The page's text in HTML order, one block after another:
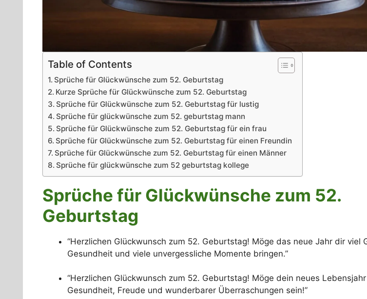
Table of Contents
Sprüche für Glückwünsche zum 52. Geburtstag
Kurze Sprüche für Glückwünsche zum 52. Geburtstag
Sprüche für Glückwünsche zum 52. Geburtstag für lustig
Sprüche für glückwünsche zum 52. geburtstag mann
Sprüche für Glückwünsche zum 52. Geburtstag für ein frau
Sprüche für Glückwünsche zum 52. Geburtstag für einen Freundin
Sprüche für Glückwünsche zum 52. Geburtstag für einen Männer
Sprüche für glückwünsche zum 52 geburtstag kollege
Sprüche für Glückwünsche zum 52.
Geburtstag
“Herzlichen Glückwunsch zum 52. Geburtstag! Möge das neue Jahr dir viel
Gesundheit und viele unvergessliche Momente bringen.”
“Herzlichen Glückwunsch zum 52. Geburtstag! Möge dein neues
Gesundheit, Freude und wunderbarer Überraschungen sein!”